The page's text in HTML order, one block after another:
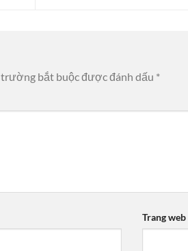
trường bắt buộc được đánh dấu *
Trang web